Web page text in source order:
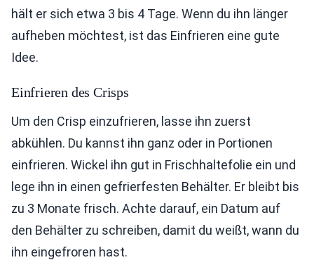
hält er sich etwa 3 bis 4 Tage. Wenn du ihn länger
aufheben möchtest, ist das Einfrieren eine gute
Idee.
Einfrieren des Crisps
Um den Crisp einzufrieren, lasse ihn zuerst
abkühlen. Du kannst ihn ganz oder in Portionen
einfrieren. Wickel ihn gut in Frischhaltefolie ein und
lege ihn in einen gefrierfesten Behälter. Er bleibt bis
zu 3 Monate frisch. Achte darauf, ein Datum auf
den Behälter zu schreiben, damit du weißt, wann du
ihn eingefroren hast.